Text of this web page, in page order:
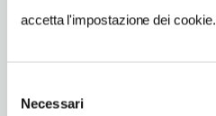
accetta l'impostazione dei cookie.
delNecessari
055503011